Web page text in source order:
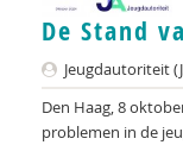
De Stand
Jeugdautoriteit
Den Haag, 8
problemen in de